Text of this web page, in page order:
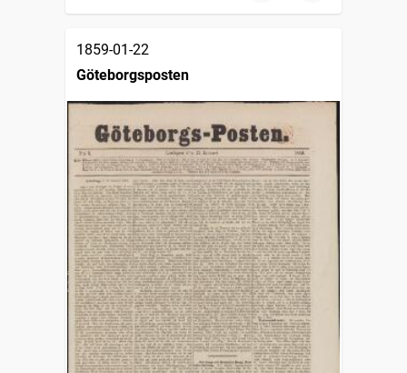
1859-01-22
Göteborgsposten